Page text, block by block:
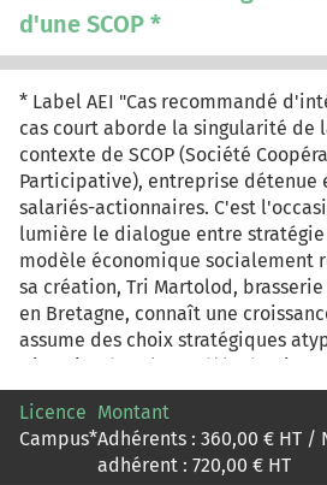
d'une SCOP *
* Label AEI "Cas recommandé
cas court aborde la singularité de
contexte de SCOP (Société
Participative), entreprise détenue
salariés-actionnaires. C'est
lumière le dialogue entre
modèle économique socialement
sa création, Tri Martolod,
en Bretagne, connaît une
assume des choix stratégiques
s'inscrire dans le modèle
supermarchés ou hypermarchés.
artisanale connaît un
exacerbant la concurrence entre
stratégiques présents sur ce
Licence
Campus*
Montant
Adhérents : 360,00 € HT /
adhérent : 720,00 € HT